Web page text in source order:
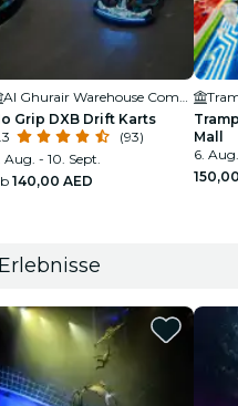
Grip DXB Drift Karts
(93)
Aug. - 10. Sept.
140,00 AED
Mall
6.